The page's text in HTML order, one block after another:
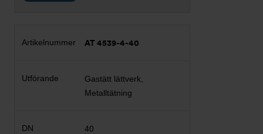
AT 4539-4-40
Gastätt lättverk,
Metalltätning
40